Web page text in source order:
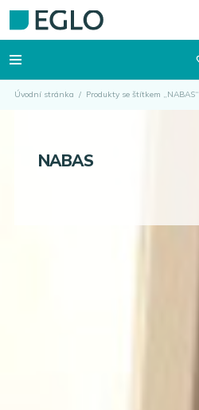
Úvodní stránka / Produkty se štítkem „NABAS“
NABAS